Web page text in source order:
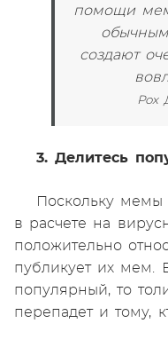
помощи
создают
Рох
3. Делитесь
Поскольку
в расчете на
положительно
публикует их мем.
популярный, то
перепадет и тому,